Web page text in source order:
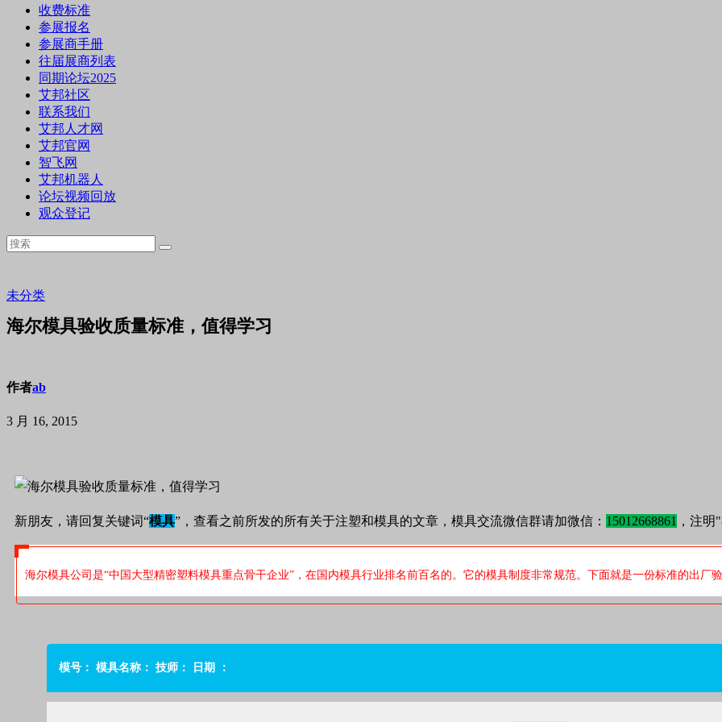
收费标准
参展报名
参展商手册
往届展商列表
同期论坛2025
艾邦社区
联系我们
艾邦人才网
艾邦官网
智飞网
艾邦机器人
论坛视频回放
观众登记
未分类
海尔模具验收质量标准，值得学习
作者ab
3 月 16, 2015
新朋友，请回复关键词“模具”，查看之前所发的所有关于注塑和模具的文章，模具交流微信群请加微信： 15012668861 ，注明"
海尔模具公司是“中国大型精密塑料模具重点骨干企业”，在国内模具行业排名前百名的。它的模具制度非常规范。下面就是一份标准的出厂验
模号： 模具名称： 技师： 日期 ：